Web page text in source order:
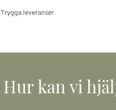
Trygga leveranser
Hur kan vi